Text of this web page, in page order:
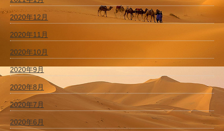
2020年12月
2020年11月
2020年10月
2020年9月
2020年8月
2020年7月
2020年6月